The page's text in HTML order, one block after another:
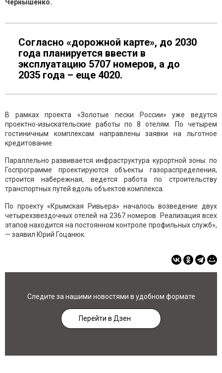
Чернышенко.
Согласно «дорожной карте», до 2030
года планируется ввести в
эксплуатацию 5707 номеров, а до
2035 года – еще 4020.
В рамках проекта «Золотые пески России» уже ведутся
проектно-изыскательские работы по 8 отелям. По четырем
гостиничным комплексам направлены заявки на льготное
кредитование.
Параллельно развивается инфраструктура курортной зоны: по
Госпрограмме проектируются объекты газораспределения,
строится набережная, ведется работа по строительству
транспортных путей вдоль объектов комплекса.
По проекту «Крымская Ривьера» началось возведение двух
четырехзвездочных отелей на 2367 номеров. Реализация всех
этапов находится на постоянном контроле профильных служб»,
— заявил Юрий Гоцанюк.
Следите за нашими новостями в удобном формате
Перейти в Дзен